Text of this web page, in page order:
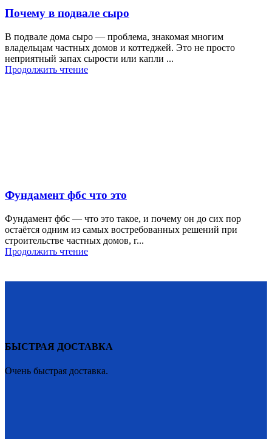
Почему в подвале сыро
В подвале дома сыро — проблема, знакомая многим
владельцам частных домов и коттеджей. Это не просто
неприятный запах сырости или капли ...
Продолжить чтение
Фундамент фбс что это
Фундамент фбс — что это такое, и почему он до сих пор
остаётся одним из самых востребованных решений при
строительстве частных домов, г...
Продолжить чтение
БЫСТРАЯ ДОСТАВКА
Очень быстрая доставка.